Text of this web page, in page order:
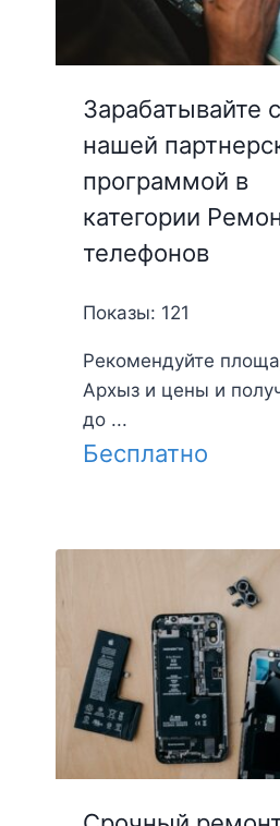
Зарабатывайте с
нашей
программой в
категории
телефонов
Показы: 121
Рекомендуйте
Архыз и цены и
до ...
Бесплатно